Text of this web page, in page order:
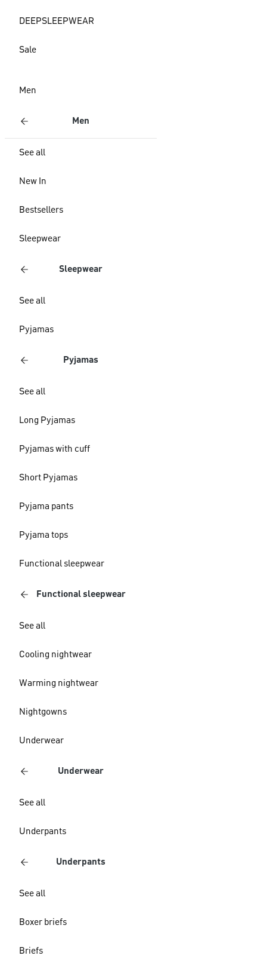
DEEPSLEEPWEAR
Sale
Men
Men
See all
New In
Bestsellers
Sleepwear
Sleepwear
See all
Pyjamas
Pyjamas
See all
Long Pyjamas
Pyjamas with cuff
Short Pyjamas
Pyjama pants
Pyjama tops
Functional sleepwear
Functional sleepwear
See all
Cooling nightwear
Warming nightwear
Nightgowns
Underwear
Underwear
See all
Underpants
Underpants
See all
Boxer briefs
Briefs